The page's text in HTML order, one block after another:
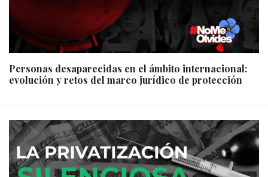
Personas desaparecidas en el ámbito internacional:
evolución y retos del marco jurídico de protección